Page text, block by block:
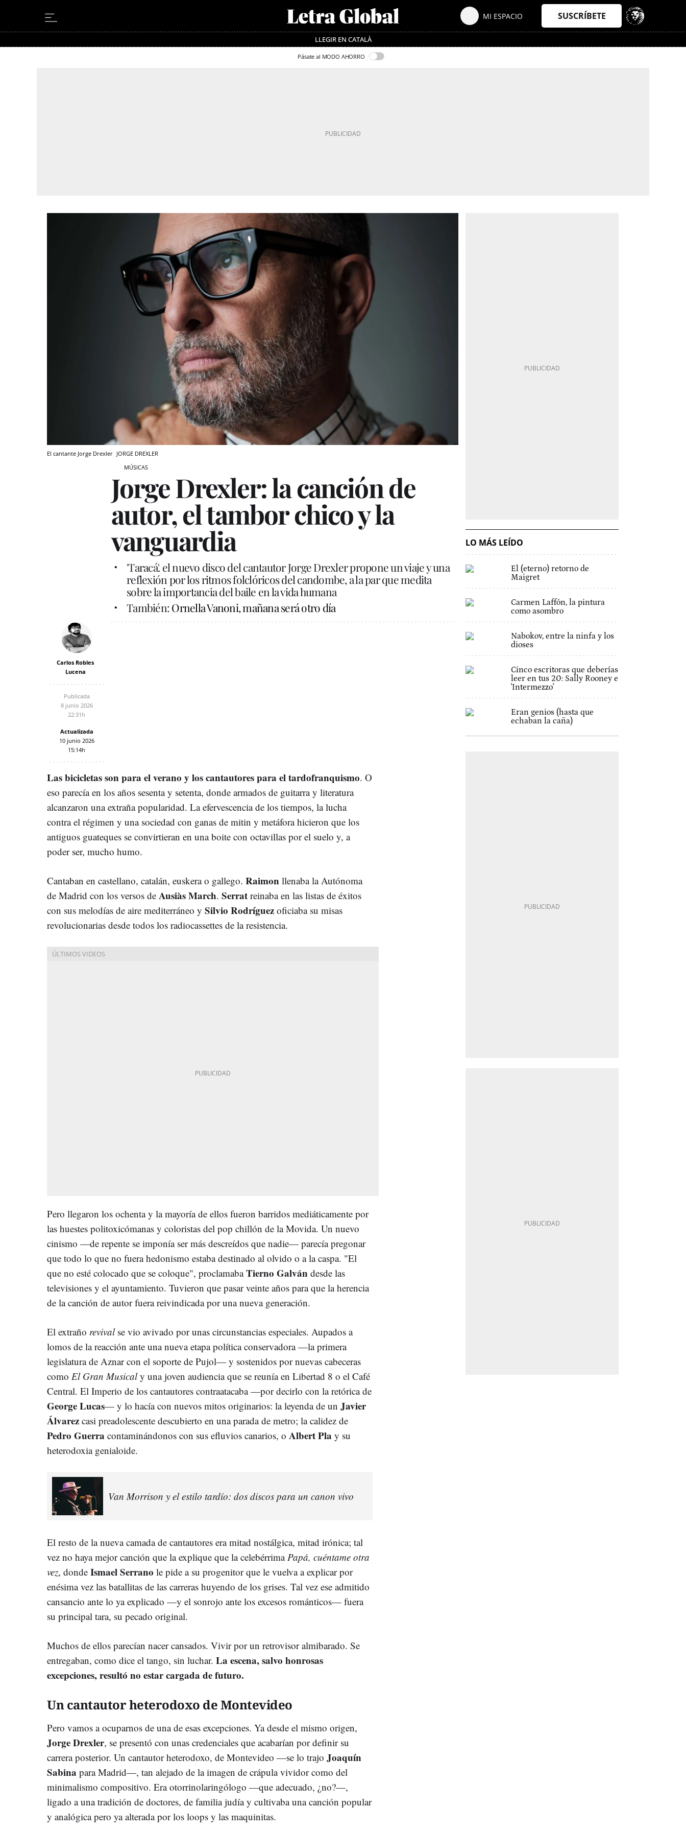
LLEGIR EN CATALÀ
Pásate al MODO AHORRO
El cantante Jorge Drexler JORGE DREXLER
MÚSICAS
Jorge Drexler: la canción de
autor, el tambor chico y la
vanguardia
'Taracá'. el nuevo disco del cantautor Jorge Drexler propone un viaje y una
reflexión por los ritmos folclóricos del candombe, a la par que medita
sobre la importancia del baile en la vida humana
También: Ornella Vanoni, mañana será otro día
Carlos Robles
Lucena
Publicada
8 junio 2026
22:31h
Actualizada
10 junio 2026
15:14h
Las bicicletas son para el verano y los cantautores para el tardofranquismo. O
eso parecía en los años sesenta y setenta, donde armados de guitarra y literatura
alcanzaron una extraña popularidad. La efervescencia de los tiempos, la lucha
contra el régimen y una sociedad con ganas de mitin y metáfora hicieron que los
antiguos guateques se convirtieran en una boite con octavillas por el suelo y, a
poder ser, mucho humo.
Cantaban en castellano, catalán, euskera o gallego. Raimon llenaba la Autónoma
de Madrid con los versos de Ausiàs March. Serrat reinaba en las listas de éxitos
con sus melodías de aire mediterráneo y Silvio Rodríguez oficiaba su misas
revolucionarias desde todos los radiocassettes de la resistencia.
Pero llegaron los ochenta y la mayoría de ellos fueron barridos mediáticamente por
las huestes politoxicómanas y coloristas del pop chillón de la Movida. Un nuevo
cinismo —de repente se imponía ser más descreídos que nadie— parecía pregonar
que todo lo que no fuera hedonismo estaba destinado al olvido o a la caspa. "El
que no esté colocado que se coloque", proclamabaTierno Galván desde las
televisiones y el ayuntamiento. Tuvieron que pasar veinte años para que la herencia
de la canción de autor fuera reivindicada por una nueva generación.
El extraño revivalse vio avivado por unas circunstancias especiales. Aupados a
lomos de la reacción ante una nueva etapa política conservadora —la primera
legislatura de Aznar con el soporte de Pujol— y sostenidos por nuevas cabeceras
como El Gran Musicaly una joven audiencia que se reunía en Libertad 8 o el Café
Central. El Imperio de los cantautores contraatacaba —por decirlo con la retórica de
George Lucas— y lo hacía con nuevos mitos originarios: la leyenda de un Javier
Álvarez casi preadolescente descubierto en una parada de metro; la calidez de
Pedro Guerra contaminándonos con sus efluvios canarios, o Albert Pla y su
heterodoxia genialoide.
Van Morrison y el estilo tardío: dos discos para un canon vivo
El resto de la nueva camada de cantautores era mitad nostálgica, mitad irónica; tal
vez no haya mejor canción que la explique que la celebérrima Papá, cuéntame otra
vez, donde Ismael Serrano le pide a su progenitor que le vuelva a explicar por
enésima vez las batallitas de las carreras huyendo de los grises. Tal vez ese admitido
cansancio ante lo ya explicado —y el sonrojo ante los excesos románticos— fuera
su principal tara, su pecado original.
Muchos de ellos parecían nacer cansados. Vivir por un retrovisor almibarado. Se
entregaban, como dice el tango, sin luchar. La escena, salvo honrosas
excepciones, resultó no estar cargada de futuro.
Un cantautor heterodoxo de Montevideo
Pero vamos a ocuparnos de una de esas excepciones. Ya desde el mismo origen,
Jorge Drexler, se presentó con unas credenciales que acabarían por definir su
carrera posterior. Un cantautor heterodoxo, de Montevideo —se lo trajo Joaquín
Sabina para Madrid—, tan alejado de la imagen de crápula vividor como del
minimalismo compositivo. Era otorrinolaringólogo —que adecuado, ¿no?—,
ligado a una tradición de doctores, de familia judía y cultivaba una canción popular
y analógica pero ya alterada por los loops y las maquinitas.
LO MÁS LEÍDO
El (eterno) retorno de
Maigret
Carmen Laffón, la pintura
como asombro
Nabokov, entre la ninfa y los
dioses
Cinco escritoras que deberías
leer en tus 20: Sally Rooney e
'Intermezzo'
Eran genios (hasta que
echaban la caña)